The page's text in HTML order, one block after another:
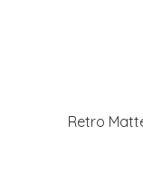
Retro